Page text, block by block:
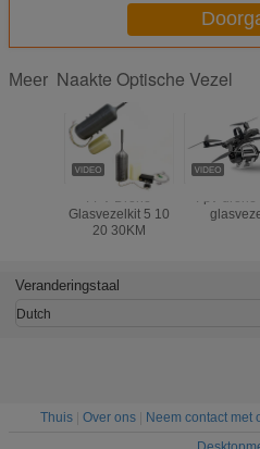
Meer Naakte Optische Vezel
Glasvezelkit 5 10
20 30KM
Veranderingstaal
Dutch
Thuis Over ons Neem contact met